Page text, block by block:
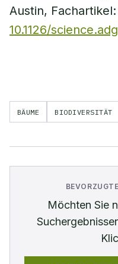
Austin, Fachartikel:
10.1126/
BÄUME BIODIVERSITÄT
Möchten Sie